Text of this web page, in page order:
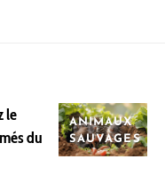
ANIMAUX
SAUVAGES
le
du